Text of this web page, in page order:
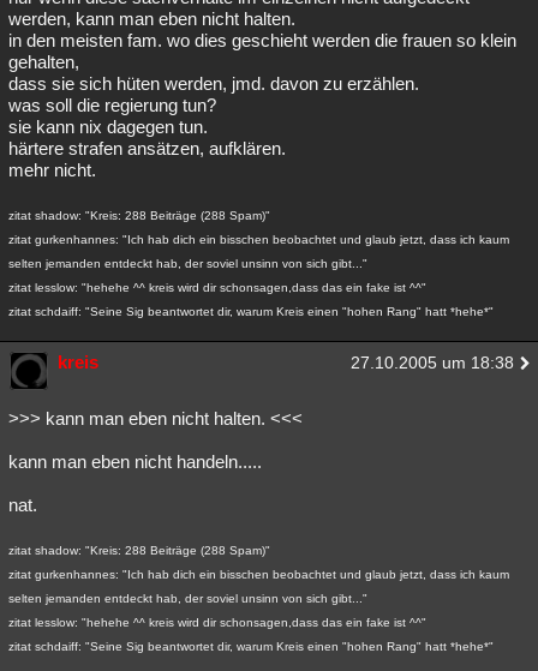
werden, kann man eben nicht halten.
in den meisten fam. wo dies geschieht werden die frauen so klein
gehalten,
dass sie sich hüten werden, jmd. davon zu erzählen.
was soll die regierung tun?
sie kann nix dagegen tun.
härtere strafen ansätzen, aufklären.
mehr nicht.
zitat shadow: "Kreis: 288 Beiträge (288 Spam)"
zitat gurkenhannes: "Ich hab dich ein bisschen beobachtet und glaub jetzt, dass ich kaum
selten jemanden entdeckt hab, der soviel unsinn von sich gibt..."
zitat lesslow: "hehehe ^^ kreis wird dir schonsagen,dass das ein fake ist ^^"
zitat schdaiff: "Seine Sig beantwortet dir, warum Kreis einen "hohen Rang" hatt *hehe*"
kreis 27.10.2005 um 18:38
>>> kann man eben nicht halten. <<<
kann man eben nicht handeln.....
nat.
zitat shadow: "Kreis: 288 Beiträge (288 Spam)"
zitat gurkenhannes: "Ich hab dich ein bisschen beobachtet und glaub jetzt, dass ich kaum
selten jemanden entdeckt hab, der soviel unsinn von sich gibt..."
zitat lesslow: "hehehe ^^ kreis wird dir schonsagen,dass das ein fake ist ^^"
zitat schdaiff: "Seine Sig beantwortet dir, warum Kreis einen "hohen Rang" hatt *hehe*"